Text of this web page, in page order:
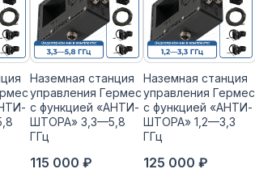
Наземная станция
управления Гермес
с функцией «АНТИ-
ШТОРА» 3,3—5,8
ГГц
115 000 ₽
Наземная станция
управления Гермес
с функцией «АНТИ-
ШТОРА» 1,2—3,3
ГГц
125 000 ₽